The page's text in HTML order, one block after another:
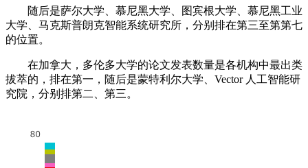
随后是萨尔大学、慕尼黑大学、图宾根大学、慕尼黑工业
大学、马克斯普朗克智能系统研究所，分别排在第三至第第七
的位置。
在加拿大，多伦多大学的论文发表数量是各机构中最出类
拔萃的，排在第一，随后是蒙特利尔大学、Vector 人工智能研
究院，分别排第二、第三。